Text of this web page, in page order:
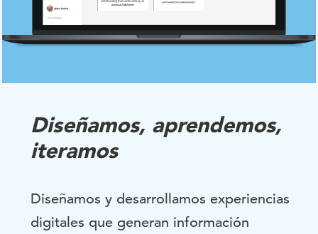
Diseñamos, aprendemos,
iteramos
Diseñamos y desarrollamos experiencias
digitales que generan información